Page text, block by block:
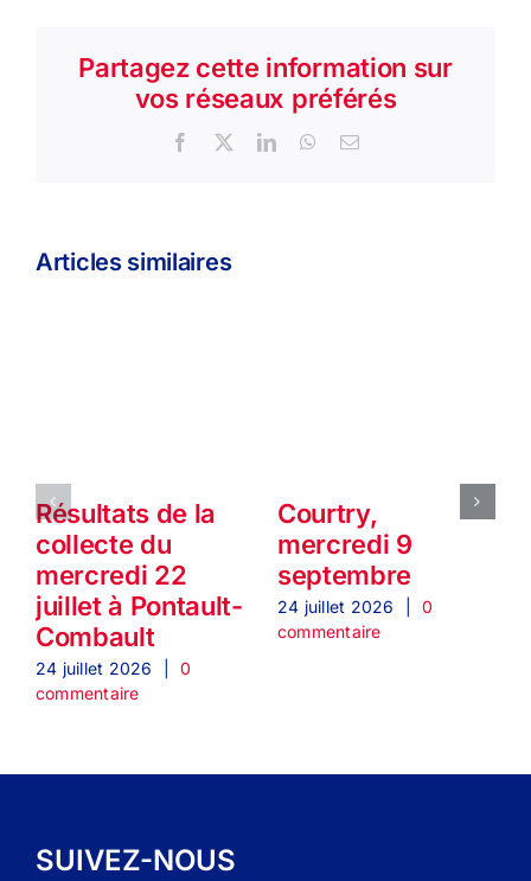
Partagez cette information sur
vos réseaux préférés
Facebook
X LinkedInWhatsApp
Email
Articles similaires
Résultats de la
collecte du
mercredi 22
juillet à Pontault-
Combault
24 juillet 2026
0
commentaire
Courtry,
mercredi 9
septembre
24 juillet 2026
0
commentaire
SUIVEZ-NOUS